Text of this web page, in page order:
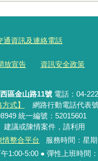
通資訊及連絡電話
放宣告 資訊安全政策
區金山路11號電話：04-
式】
網路行動電話代表
統一編號：52015601
建議或陳情案件，請利用
情整合平台
服務時間：星
1:00-5:00 ● 彈性上班時間